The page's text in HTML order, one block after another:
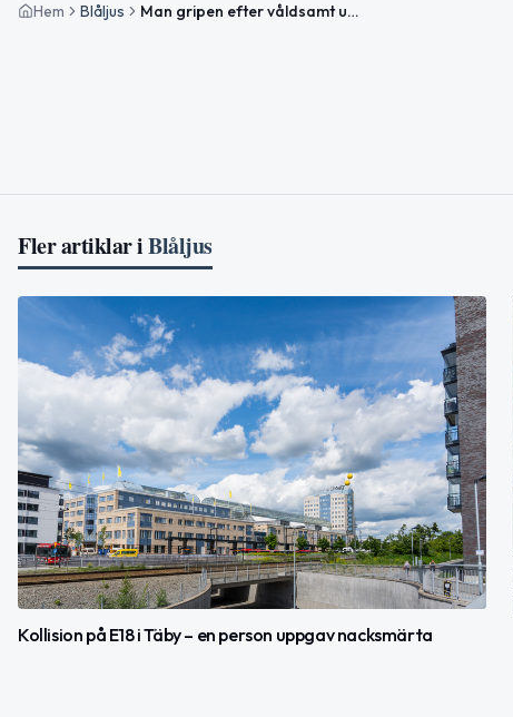
Hem Blåljus Man gripen efter våldsamt upplopp vid lägenhetsvisning i Täby
Fler artiklar iBlåljus
Kollision på E18 i Täby – en person uppgav nacksmärta